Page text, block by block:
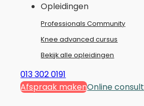
Opleidingen
Professionals Community
Knee advanced cursus
Bekijk alle opleidingen
013 302 0191
Afspraak makenOnline consult